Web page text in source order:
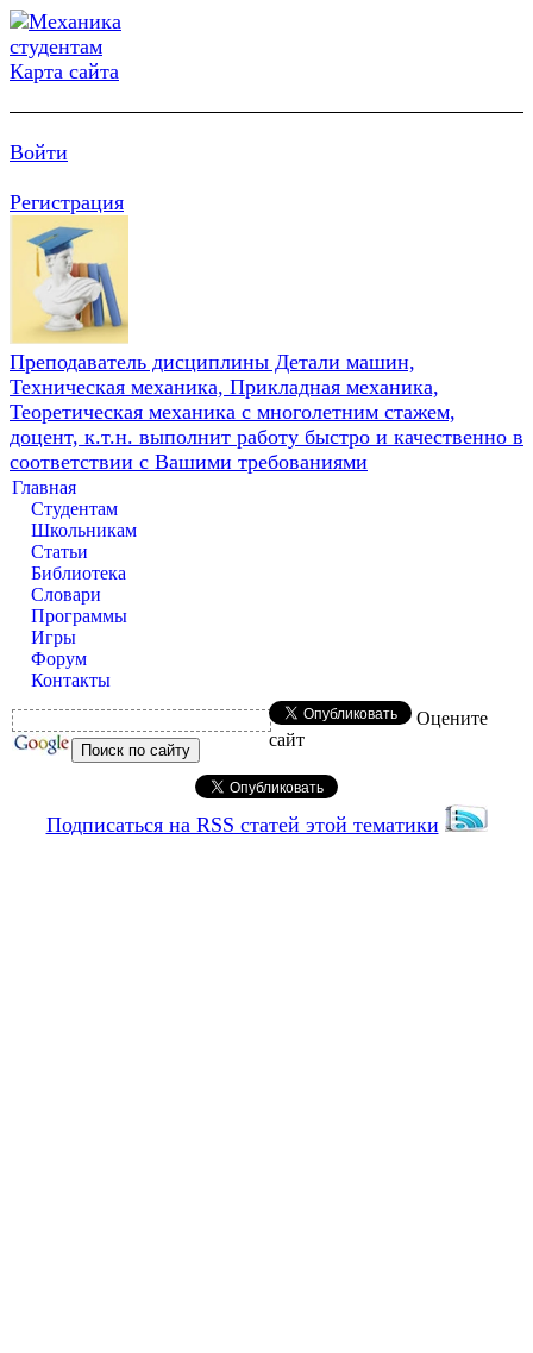
Карта сайта
Войти
Регистрация
Преподаватель дисциплины Детали машин,
Техническая механика, Прикладная механика,
Теоретическая механика с многолетним стажем,
доцент, к.т.н. выполнит работу быстро и качественно в
соответствии с Вашими требованиями
Главная
Студентам
Школьникам
Статьи
Библиотека
Словари
Программы
Игры
Форум
Контакты
Оцените
сайт
Подписаться на RSS статей этой тематики